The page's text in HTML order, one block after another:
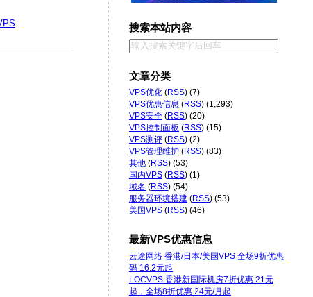
搜索本站内容
文章分类
VPS优化 (RSS) (7)
VPS优惠信息 (RSS) (1,293)
VPS安全 (RSS) (20)
VPS控制面板 (RSS) (15)
VPS测评 (RSS) (2)
VPS管理维护 (RSS) (83)
其他 (RSS) (53)
国内VPS (RSS) (1)
域名 (RSS) (54)
服务器环境搭建 (RSS) (53)
美国VPS (RSS) (46)
最新VPS优惠信息
云途网络 香港/日本/美国VPS 全场9折优惠
码 16.2元起
LOCVPS 香港新国际机房7折优惠 21元
起，全场8折优惠 24元/月起